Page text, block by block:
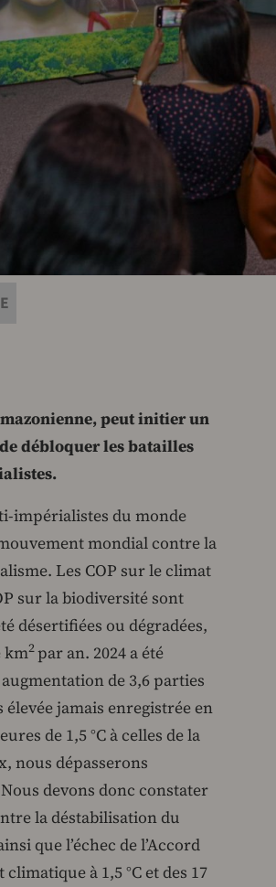
peut initier un
débloquer les batailles
impérialistes du monde
mondial contre la
Les COP sur le climat
sur la biodiversité sont
désertifiées ou dégradées,
km2par an. 2024 a été
de 3,6 parties
élevée jamais enregistrée en
de 1,5 °C à celles de la
nous dépasserons
devons donc constater
la déstabilisation du
que l’échec de l’Accord
à 1,5 °C et des 17